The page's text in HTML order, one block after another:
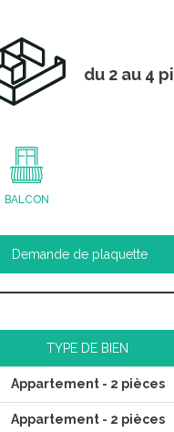
du 2 au 4
BALCON
Demande de plaquette
TYPE DE BIEN
Appartement - 2 pièces
Appartement - 2 pièces